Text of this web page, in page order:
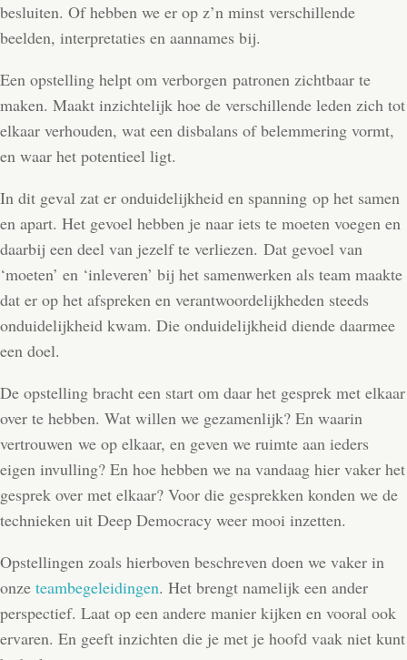
besluiten. Of hebben we er op z’n minst verschillende
beelden, interpretaties en aannames bij.
Een opstelling helpt om verborgen patronen zichtbaar te
maken. Maakt inzichtelijk hoe de verschillende leden zich tot
elkaar verhouden, wat een disbalans of belemmering vormt,
en waar het potentieel ligt.
In dit geval zat er onduidelijkheid en spanning op het samen
en apart. Het gevoel hebben je naar iets te moeten voegen en
daarbij een deel van jezelf te verliezen. Dat gevoel van
‘moeten’ en ‘inleveren’ bij het samenwerken als team maakte
dat er op het afspreken en verantwoordelijkheden steeds
onduidelijkheid kwam. Die onduidelijkheid diende daarmee
een doel.
De opstelling bracht een start om daar het gesprek met elkaar
over te hebben. Wat willen we gezamenlijk? En waarin
vertrouwen we op elkaar, en geven we ruimte aan ieders
eigen invulling? En hoe hebben we na vandaag hier vaker het
gesprek over met elkaar? Voor die gesprekken konden we de
technieken uit Deep Democracy weer mooi inzetten.
Opstellingen zoals hierboven beschreven doen we vaker in
onze teambegeleidingen. Het brengt namelijk een ander
perspectief. Laat op een andere manier kijken en vooral ook
ervaren. En geeft inzichten die je met je hoofd vaak niet kunt